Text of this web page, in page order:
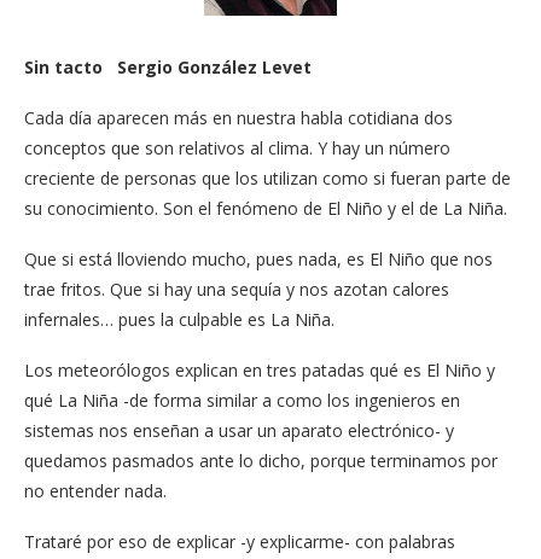
Sin tacto Sergio González Levet
Cada día aparecen más en nuestra habla cotidiana dos
conceptos que son relativos al clima. Y hay un número
creciente de personas que los utilizan como si fueran parte de
su conocimiento. Son el fenómeno de El Niño y el de La Niña.
Que si está lloviendo mucho, pues nada, es El Niño que nos
trae fritos. Que si hay una sequía y nos azotan calores
infernales… pues la culpable es La Niña.
Los meteorólogos explican en tres patadas qué es El Niño y
qué La Niña -de forma similar a como los ingenieros en
sistemas nos enseñan a usar un aparato electrónico- y
quedamos pasmados ante lo dicho, porque terminamos por
no entender nada.
Trataré por eso de explicar -y explicarme- con palabras